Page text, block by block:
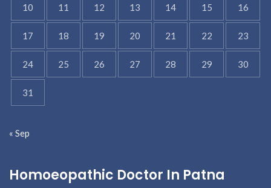
10 11 12 13 14 15 16
17 18 19 20 21 22 23
24 25 26 27 28 29 30
31
« Sep
Homoeopathic Doctor In Patna